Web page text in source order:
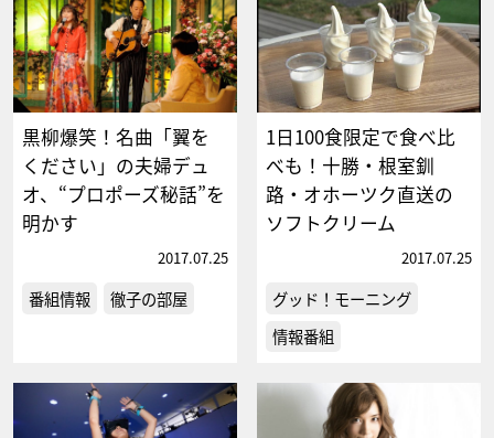
黒柳爆笑！名曲「翼を
ください」の夫婦デュ
オ、“プロポーズ秘話”を
明かす
2017.07.25
番組情報 徹子の部屋
1日100食限定で食べ比
べも！十勝・根室釧
路・オホーツク直送の
ソフトクリーム
2017.07.25
グッド！モーニング
情報番組